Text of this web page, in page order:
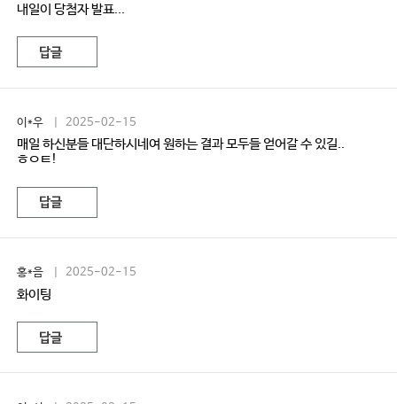
내일이 당첨자 발표...
답글
이*우 | 2025-02-15
매일 하신분들 대단하시네여 원하는 결과 모두들 얻어갈 수 있길..
ㅎㅇㅌ!
답글
홍*음 | 2025-02-15
화이팅
답글